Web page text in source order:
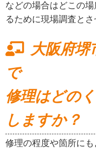
などの場合はどこの
るために現場調査と
大阪府堺
で
修理はどの
しますか？
修理の程度や箇所に